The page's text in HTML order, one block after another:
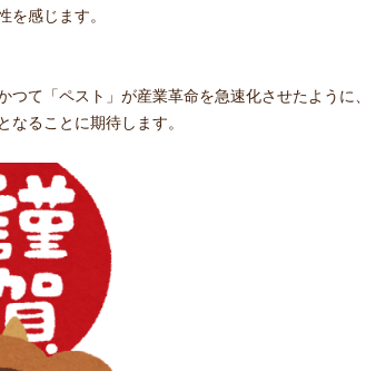
を感じます。
つて「ペスト」が産業革命を急速化させたように
なることに期待します。